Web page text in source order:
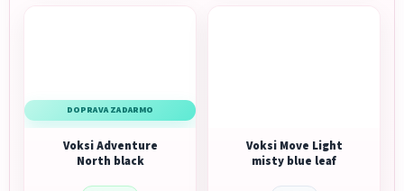
DOPRAVA ZADARMO
Voksi Adventure
North black
Voksi Move Light
misty blue leaf